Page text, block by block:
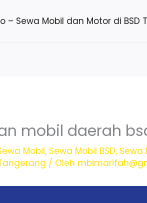
– Sewa Mobil dan Motor di BSD
mobil daerah
Mobil, Sewa Mobil BSD, Sewa
/ Oleh